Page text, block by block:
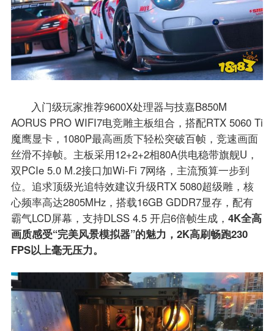
入门级玩家推荐9600X处理器与技嘉B850M
AORUS PRO WIFI7电竞雕主板组合，搭配RTX 5060 Ti
魔鹰显卡，1080P最高画质下轻松突破百帧，竞速画面
丝滑不掉帧。主板采用12+2+2相80A供电稳带旗舰U，
双PCIe 5.0 M.2接口加Wi-Fi 7网络，主流预算一步到
位。追求顶级光追特效建议升级RTX 5080超级雕，核
心频率高达2805MHz，搭载16GB GDDR7显存，配有
霸气LCD屏幕，支持DLSS 4.5 开启6倍帧生成， 4K全高
画质感受“完美风景模拟器”的魅力 ， 2K高刷畅跑230
FPS以上毫无压力。